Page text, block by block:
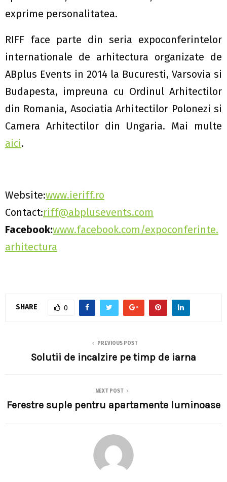
exprime personalitatea.
RIFF face parte din seria expoconferintelor
internationale de arhitectura organizate de
ABplus Events in 2014 la Bucuresti, Varsovia si
Budapesta, impreuna cu Ordinul Arhitectilor
din Romania, Asociatia Arhitectilor Polonezi si
Camera Arhitectilor din Ungaria. Mai multe
aici.
Website:www.ieriff.ro
Contact:riff@abplusevents.com
Facebook:www.facebook.com/expoconferinte.
arhitectura
SHARE 0
PREVIOUS POST
Solutii de incalzire pe timp de iarna
NEXT POST
Ferestre suple pentru apartamente luminoase